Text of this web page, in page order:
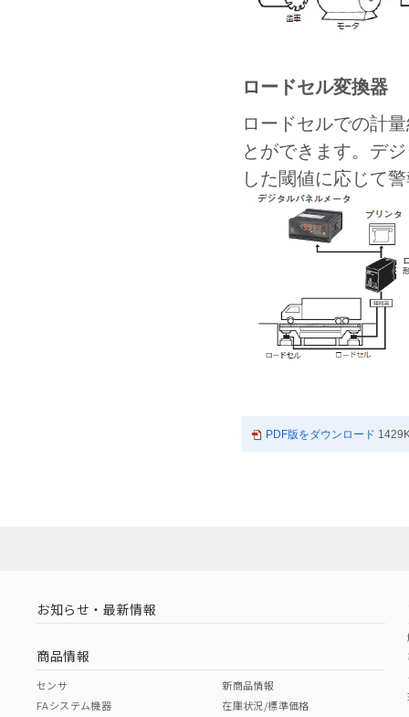
ロードセル変換器
ロードセルでの計
とができます。デ
した閾値に応じて
PDF版をダウンロード
お知らせ・最新情報
商品情報
センサ
FAシステム機器
新商品情報
在庫状況/標準価格